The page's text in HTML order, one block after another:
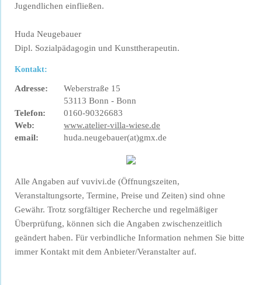
Jugendlichen einfließen.
Huda Neugebauer
Dipl. Sozialpädagogin und Kunsttherapeutin.
Kontakt:
Adresse:
Weberstraße 15
53113 Bonn - Bonn
Telefon:
0160-90326683
Web:
www.atelier-villa-wiese.de
email:
huda.neugebauer(at)gmx.de
Alle Angaben auf vuvivi.de (Öffnungszeiten,
Veranstaltungsorte, Termine, Preise und Zeiten) sind ohne
Gewähr. Trotz sorgfältiger Recherche und regelmäßiger
Überprüfung, können sich die Angaben zwischenzeitlich
geändert haben. Für verbindliche Information nehmen Sie bitte
immer Kontakt mit dem Anbieter/Veranstalter auf.